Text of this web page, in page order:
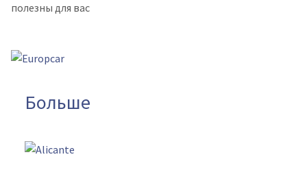
полезны для вас
Больше